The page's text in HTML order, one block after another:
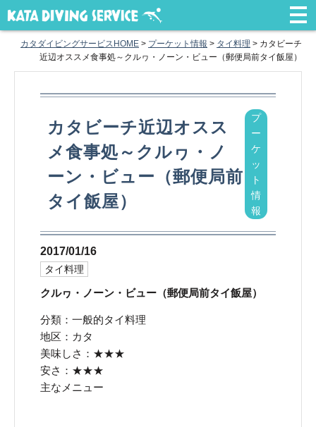
カタダイビングサービスHOME > プーケット情報 > タイ料理 > カタビーチ
近辺オススメ食事処～クルヮ・ノーン・ビュー（郵便局前タイ飯屋）
カタビーチ近辺オスス
メ食事処～クルヮ・ノ
ーン・ビュー（郵便局前
タイ飯屋）
プ
ー
ケ
ッ
ト
情
報
2017/01/16
タイ料理
クルヮ・ノーン・ビュー（郵便局前タイ飯屋）
分類：一般的タイ料理
地区：カタ
美味しさ：★★★
安さ：★★★
主なメニュー